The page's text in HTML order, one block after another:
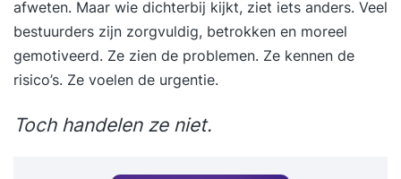
afweten. Maar wie dichterbij kijkt, ziet iets anders. Veel
bestuurders zijn zorgvuldig, betrokken en moreel
gemotiveerd. Ze zien de problemen. Ze kennen de
risico’s. Ze voelen de urgentie.
Toch handelen ze niet.